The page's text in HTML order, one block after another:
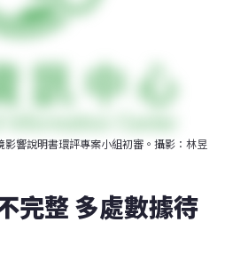
響說明書環評專案小組初審。攝影：林昱
完整 多處數據待